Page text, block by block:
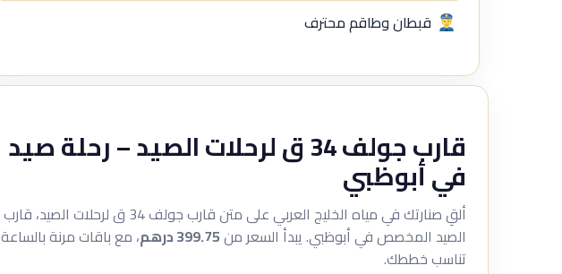
قبطان وطاقم محترف
قارب جولف 34 ق لرحلات الصيد – رحلة صيد
في أبوظبي
ألقِ صنارتك في مياه الخليج العربي على متن قارب جولف 34 ق لرحلات الصيد، قارب
الصيد المخصص في أبوظبي. يبدأ السعر من399.75 درهم
، مع باقات مرنة بالساعة
تناسب خططك.